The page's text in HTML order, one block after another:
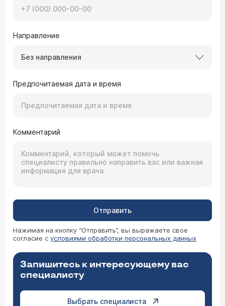
Направление
Без направления
Предпочитаемая дата и время
Комментарий
Отправить
Нажимая на кнопку “Отправить”, вы выражаете свое
согласие с условиями обработки персональных данных
Запишитесь к интересующему вас
специалисту
Выбрать специалиста